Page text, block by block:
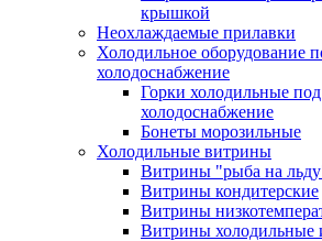
крышкой
Неохлаждаемые прилавки
Холодильное оборудование
холодоснабжение
Горки холодильные
холодоснабжение
Бонеты морозильные
Холодильные витрины
Витрины "рыба на
Витрины кондитерские
Витрины
Витрины холодильные